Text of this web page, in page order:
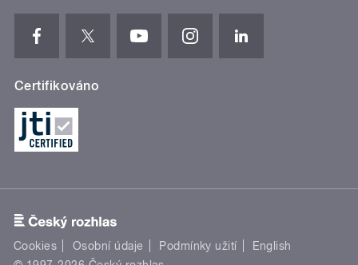
Certifikováno
Cookies Osobní údaje Podmínky užití
English